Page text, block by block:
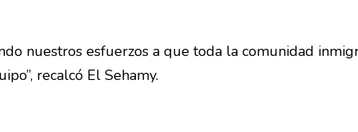
nuestros esfuerzos a que toda la comunidad
recalcó El Sehamy.